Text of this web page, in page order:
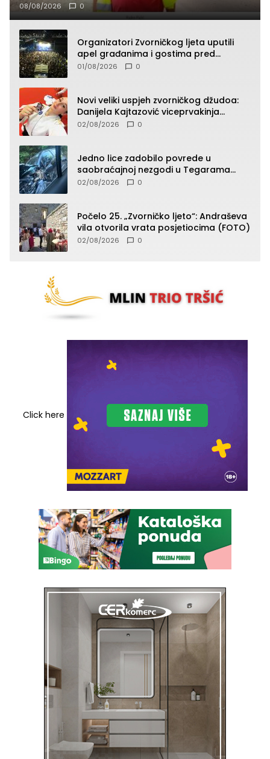
08/08/2026 0
Organizatori Zvorničkog ljeta uputili
apel građanima i gostima pred
početak koncertnog programa
01/08/2026 0
Novi veliki uspjeh zvorničkog džudoa:
Danijela Kajtazović viceprvakinja
Balkana u seniorskoj konkurenciji
02/08/2026 0
Jedno lice zadobilo povrede u
saobraćajnoj nezgodi u Tegarama
(FOTO)
02/08/2026 0
Počelo 25. „Zvorničko ljeto“: Andraševa
vila otvorila vrata posjetiocima (FOTO)
02/08/2026 0
Click here